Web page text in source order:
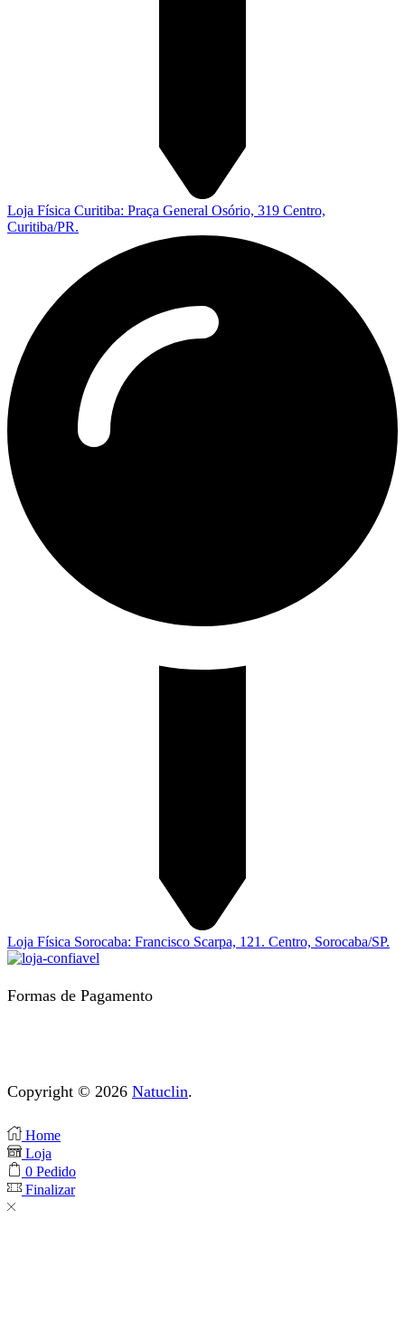
Loja Física Curitiba: Praça General Osório, 319 Centro,
Curitiba/PR.
Loja Física Sorocaba: Francisco Scarpa, 121. Centro, Sorocaba/SP.
Formas de Pagamento
Copyright © 2026 Natuclin.
Home
Loja
0 Pedido
Finalizar